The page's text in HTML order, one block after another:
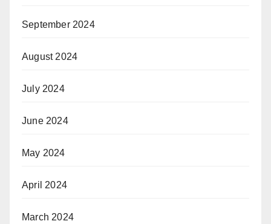
September 2024
August 2024
July 2024
June 2024
May 2024
April 2024
March 2024